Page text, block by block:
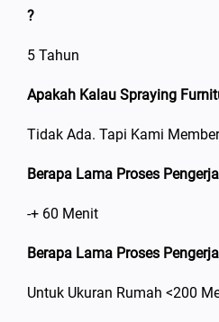
?
5 Tahun
Apakah Kalau Spraying
Tidak Ada. Tapi Kami
Berapa Lama Proses
-+ 60 Menit
Berapa Lama Proses
Untuk Ukuran Rumah <200